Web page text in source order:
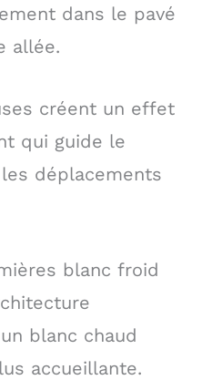
dans le pavé
allée.
créent un effet
qui guide le
déplacements
blanc froid
blanc chaud
accueillante.